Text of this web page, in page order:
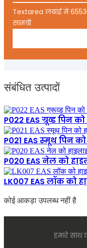
Textarea लंबाई में
सामग्री
संबंधित उत्पादों
P022 EAS ग्रूव्ड पिन
P021 EAS स्मूथ पिन
P020 EAS नेल को
LK007 EAS लॉक को
कोई आकड़ा उपलब्ध नहीं है
हमारे साथ